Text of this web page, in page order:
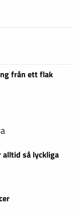
från ett flak
alltid så lyckliga